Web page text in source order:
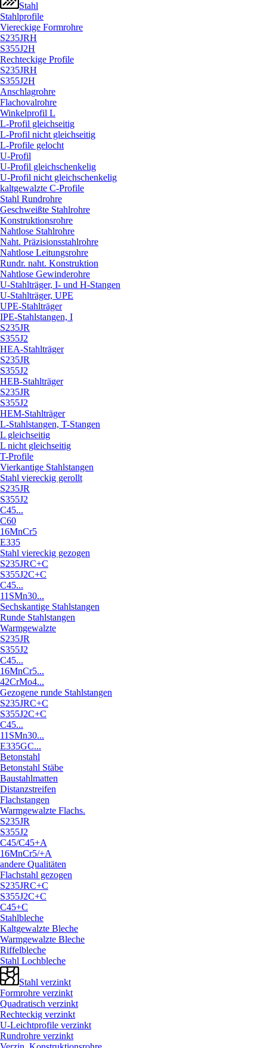
Stahl
Stahlprofile
Viereckige Formrohre
S235JRH
S355J2H
Rechteckige Profile
S235JRH
S355J2H
Anschlagrohre
Flachovalrohre
Winkelprofil L
L-Profil gleichseitig
L-Profil nicht gleichseitig
L-Profile gelocht
U-Profil
U-Profil gleichschenkelig
U-Profil nicht gleichschenkelig
kaltgewalzte C-Profile
Stahl Rundrohre
Geschweißte Stahlrohre
Konstruktionsrohre
Nahtlose Stahlrohre
Naht. Präzisionsstahlrohre
Nahtlose Leitungsrohre
Rundr. naht. Konstruktion
Nahtlose Gewinderohre
U-Stahlträger, I- und H-Stangen
U-Stahlträger, UPE
UPE-Stahlträger
IPE-Stahlstangen, I
S235JR
S355J2
HEA-Stahlträger
S235JR
S355J2
HEB-Stahlträger
S235JR
S355J2
HEM-Stahlträger
L-Stahlstangen, T-Stangen
L gleichseitig
L nicht gleichseitig
T-Profile
Vierkantige Stahlstangen
Stahl viereckig gerollt
S235JR
S355J2
C45...
C60
16MnCr5
E335
Stahl viereckig gezogen
S235JRC+C
S355J2C+C
C45...
11SMn30...
Sechskantige Stahlstangen
Runde Stahlstangen
Warmgewalzte
S235JR
S355J2
C45...
16MnCr5...
42CrMo4...
Gezogene runde Stahlstangen
S235JRC+C
S355J2C+C
C45...
11SMn30...
E335GC...
Betonstahl
Betonstahl Stäbe
Baustahlmatten
Distanzstreifen
Flachstangen
Warmgewalzte Flachs.
S235JR
S355J2
C45/C45+A
16MnCr5/+A
andere Qualitäten
Flachstahl gezogen
S235JRC+C
S355J2C+C
C45+C
Stahlbleche
Kaltgewalzte Bleche
Warmgewalzte Bleche
Riffelbleche
Stahl Lochbleche
Stahl verzinkt
Formrohre verzinkt
Quadratisch verzinkt
Rechteckig verzinkt
U-Leichtprofile verzinkt
Rundrohre verzinkt